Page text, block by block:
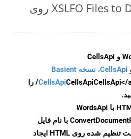
تبدیل ساده XSLFO Files to DOTX روی
CellsApi، نسخه Basient
CellsApiCellsApi
CellsApi</aient/Client/ را
با نام فایل
محلی و فرمت تنظیم شده روی HTML ایجاد